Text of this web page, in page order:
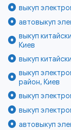
выкуп
автовыкуп
выкуп
Киев
выкуп
выкуп
район, Киев
выкуп
выкуп
автовыкуп